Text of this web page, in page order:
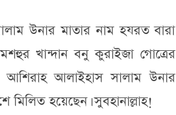
উনার মাতার নাম হযরত বারা
খান্দান বনু কুরাইজা গোত্রের
আশিরাহ আলাইহাস সালাম উনার
হয়েছেন। সুবহানাল্লাহ!